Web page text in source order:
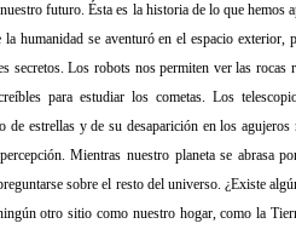
futuro. Ésta es la historia de lo que hemos
la humanidad se aventuró en el espacio exterior,
secretos. Los robots nos permiten ver las rocas
para estudiar los cometas. Los
de estrellas y de su desaparición en los
Mientras nuestro planeta se abrasa
sobre el resto del universo. ¿Existe
otro sitio como nuestro hogar, como la